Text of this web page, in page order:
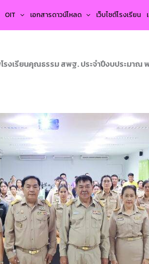
OIT เอกสารดาวน์โหลด เว็บไซต์โรงเรียน
งเรียนคุณธรรม สพฐ. ประจำปีงบประมาณ